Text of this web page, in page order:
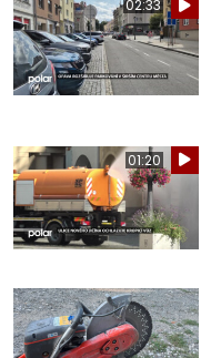
02:33
01:20